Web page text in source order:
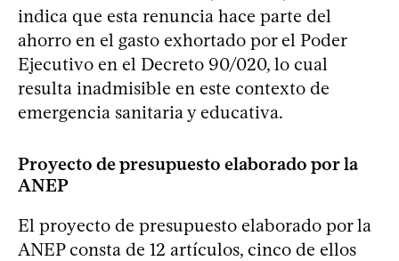
indica que esta renuncia hace parte del
ahorro en el gasto exhortado por el Poder
Ejecutivo en el Decreto 90/020, lo cual
resulta inadmisible en este contexto de
emergencia sanitaria y educativa.
Proyecto de presupuesto elaborado por la
ANEP
El proyecto de presupuesto elaborado por la
ANEP consta de 12 artículos, cinco de ellos